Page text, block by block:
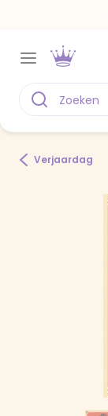
Verjaardag